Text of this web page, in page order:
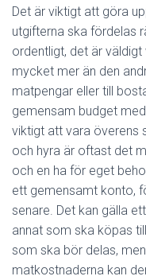
Det är viktigt att göra
utgifterna ska fördelas
ordentligt, det är
mycket mer än den
matpengar eller till
gemensam budget
viktigt att vara överens
och hyra är oftast det
och en ha för eget
ett gemensamt konto,
senare. Det kan gälla
annat som ska köpas
som ska bör delas,
matkostnaderna kan